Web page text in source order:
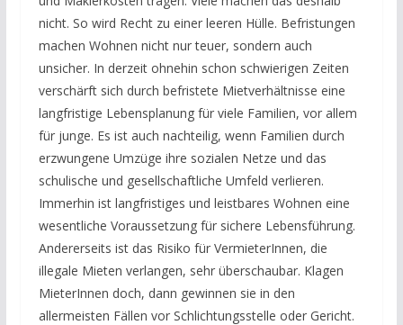
nicht. So wird Recht zu einer leeren Hülle. Befristungen
machen Wohnen nicht nur teuer, sondern auch
unsicher. In derzeit ohnehin schon schwierigen Zeiten
verschärft sich durch befristete Mietverhältnisse eine
langfristige Lebensplanung für viele Familien, vor allem
für junge. Es ist auch nachteilig, wenn Familien durch
erzwungene Umzüge ihre sozialen Netze und das
schulische und gesellschaftliche Umfeld verlieren.
Immerhin ist langfristiges und leistbares Wohnen eine
wesentliche Voraussetzung für sichere Lebensführung.
Andererseits ist das Risiko für VermieterInnen, die
illegale Mieten verlangen, sehr überschaubar. Klagen
MieterInnen doch, dann gewinnen sie in den
allermeisten Fällen vor Schlichtungsstelle oder Gericht.